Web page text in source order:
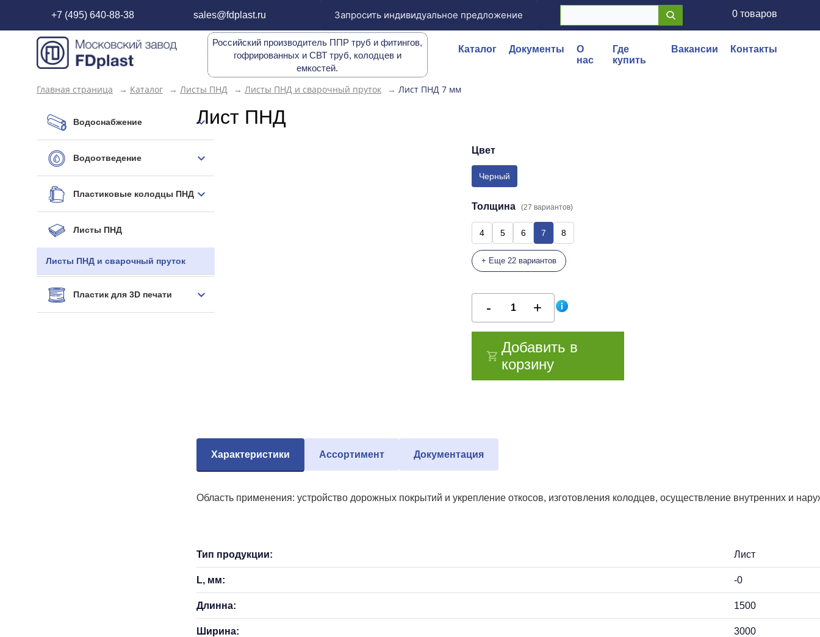
+7 (495) 640-88-38 sales@fdplast.ru Запросить индивидуальное предложение 0 товаров
Российский производитель ППР труб и фитингов,
гофрированных и СВТ труб, колодцев и
емкостей.
Каталог Документы
О
нас
Где
купить
Вакансии Контакты
Главная страница → Каталог → Листы ПНД → Листы ПНД и сварочный пруток → Лист ПНД 7 мм
Водоснабжение
Водоотведение
Пластиковые колодцы ПНД
Листы ПНД
Листы ПНД и сварочный пруток
Пластик для 3D печати
Лист ПНД
Цвет
Черный
Толщина (27 вариантов)
4 5 6 7 8
+ Еще 22 вариантов
Добавить в
корзину
Характеристики Ассортимент Документация
Область применения: устройство дорожных покрытий и укрепление откосов, изготовления колодцев, осуществление внутренних и
Тип продукции: Лист
L, мм: -0
Длинна: 1500
Ширина: 3000